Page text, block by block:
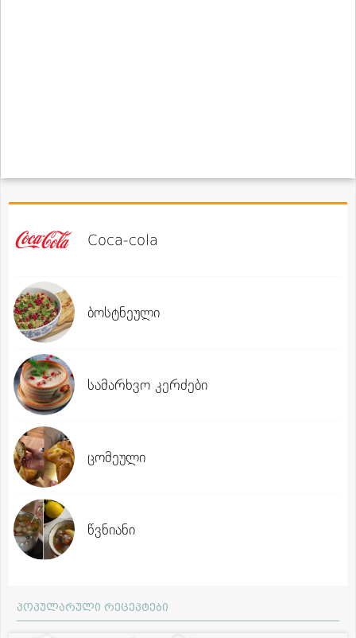
Coca-cola
ბოსტნეული
სამარხვო კერძები
ცომეული
წვნიანი
პოპულარული რეცეპტები